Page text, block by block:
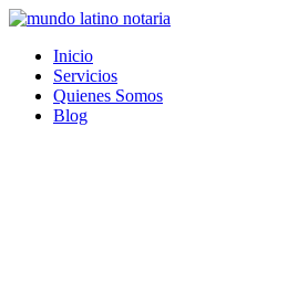
Saltar
contenido
Inicio
Servicios
Quienes Somos
Blog